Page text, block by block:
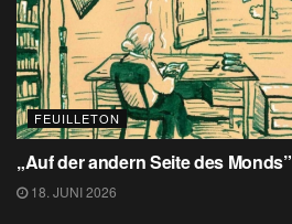
FEUILLETON
„Auf der andern Seite des Monds”
18. JUNI 2026